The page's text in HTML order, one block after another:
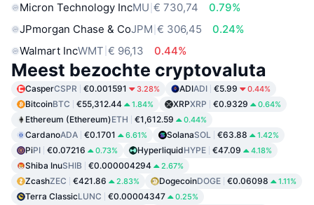
Micron Technology IncMU € 730,74
0.79%
JPmorgan Chase & CoJPM € 306,45
0.24%
Walmart IncWMT € 96,13 0.44%
Meest bezochte cryptovaluta
CasperCSPR €0.001591 3.28% ADIADI €5.99 0.44%
BitcoinBTC €55,312.44 1.84% XRPXRP €0.9329 0.64%
Ethereum (Ethereum)ETH €1,612.59 0.44%
CardanoADA €0.1701 6.61% SolanaSOL €63.88 1.42%
PiPI €0.07216 0.73% HyperliquidHYPE €47.09 4.18%
Shiba InuSHIB €0.000004294 2.67%
ZcashZEC €421.86 2.83% DogecoinDOGE €0.06098 1.11%
Terra ClassicLUNC €0.00004347 0.25%